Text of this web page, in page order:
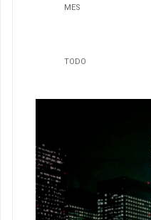
MES
TODO